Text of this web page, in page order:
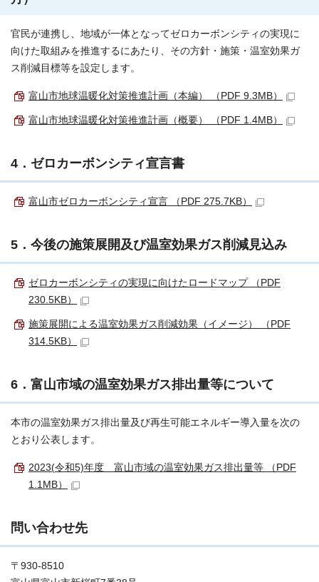
官民が連携し、地域が一体となってゼロカーボンシティの実現に
向けた取組みを推進するにあたり、その方針・施策・温室効果ガ
ス削減目標等を設定します。
富山市地球温暖化対策推進計画（本編） （PDF 9.3MB）
富山市地球温暖化対策推進計画（概要） （PDF 1.4MB）
4．ゼロカーボンシティ宣言書
富山市ゼロカーボンシティ宣言 （PDF 275.7KB）
5．今後の施策展開及び温室効果ガス削減見込み
ゼロカーボンシティの実現に向けたロードマップ （PDF
230.5KB）
施策展開による温室効果ガス削減効果（イメージ） （PDF
314.5KB）
6．富山市域の温室効果ガス排出量等について
本市の温室効果ガス排出量及び再生可能エネルギー導入量を次の
とおり公表します。
2023(令和5)年度 富山市域の温室効果ガス排出量等 （PDF
1.1MB）
問い合わせ先
〒930-8510